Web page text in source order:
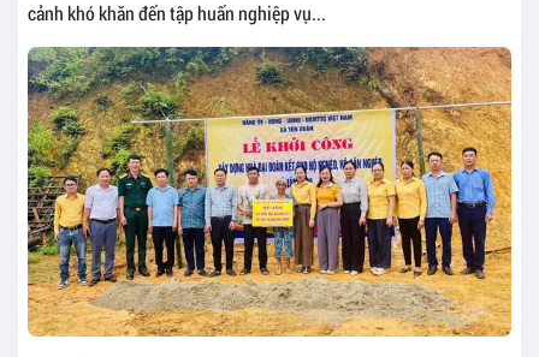
cảnh khó khăn đến tập huấn nghiệp vụ...